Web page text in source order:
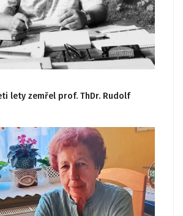
lety zemřel prof. ThDr. Rudolf